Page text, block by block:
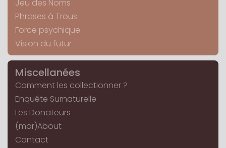
Jeu des Noms
Phrases à Trous
Force psychique
Vision du futur
Miscellanées
Comment les collectionner ?
Enquête Surnaturelle
Les Donateurs
(mar)About
Contact